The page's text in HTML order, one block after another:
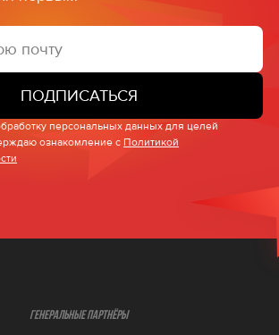
ПОДПИСАТЬСЯ
персональных данных для целей
ознакомление с Политикой
ГЕНЕРАЛЬНЫЕ ПАРТНЁРЫ